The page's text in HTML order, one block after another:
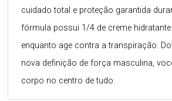
cuidado total e proteção garantida
fórmula possui 1/4 de creme hidratante
enquanto age contra a transpiração.
nova definição de força masculina,
corpo no centro de tudo.